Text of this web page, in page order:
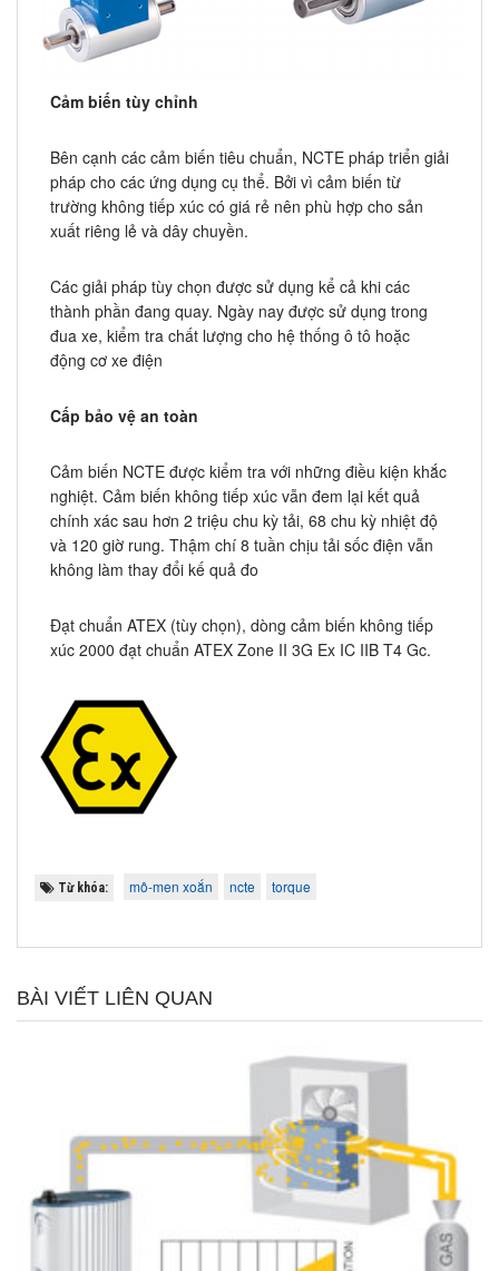
Cảm biến tùy chỉnh
Bên cạnh các cảm biến tiêu chuẩn, NCTE pháp triển giải
pháp cho các ứng dụng cụ thể. Bởi vì cảm biến từ
trường không tiếp xúc có giá rẻ nên phù hợp cho sản
xuất riêng lẻ và dây chuyền.
Các giải pháp tùy chọn được sử dụng kể cả khi các
thành phần đang quay. Ngày nay được sử dụng trong
đua xe, kiểm tra chất lượng cho hệ thống ô tô hoặc
động cơ xe điện
Cấp bảo vệ an toàn
Cảm biến NCTE được kiểm tra với những điều kiện khắc
nghiệt. Cảm biến không tiếp xúc vẫn đem lại kết quả
chính xác sau hơn 2 triệu chu kỳ tải, 68 chu kỳ nhiệt độ
và 120 giờ rung. Thậm chí 8 tuần chịu tải sốc điện vẫn
không làm thay đổi kế quả đo
Đạt chuẩn ATEX (tùy chọn), dòng cảm biến không tiếp
xúc 2000 đạt chuẩn ATEX Zone II 3G Ex IC IIB T4 Gc.
Từ khóa: mô-men xoắn ncte torque
BÀI VIẾT LIÊN QUAN